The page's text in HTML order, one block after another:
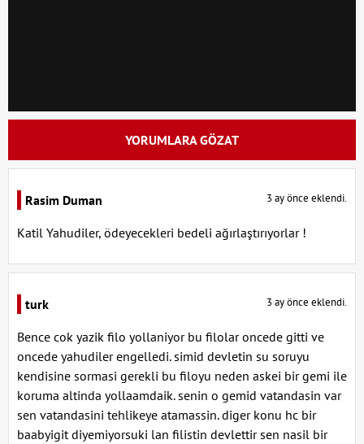
YORUMLARA GÖZAT
Rasim Duman 3 ay önce eklendi.
Katil Yahudiler, ödeyecekleri bedeli ağırlaştırıyorlar !
turk 3 ay önce eklendi.
Bence cok yazik filo yollaniyor bu filolar oncede gitti ve
oncede yahudiler engelledi. simid devletin su soruyu
kendisine sormasi gerekli bu filoyu neden askei bir gemi ile
koruma altinda yollaamdaik. senin o gemid vatandasin var
sen vatandasini tehlikeye atamassin. diger konu hc bir
baabyigit diyemiyorsuki lan filistin devlettir sen nasil bir